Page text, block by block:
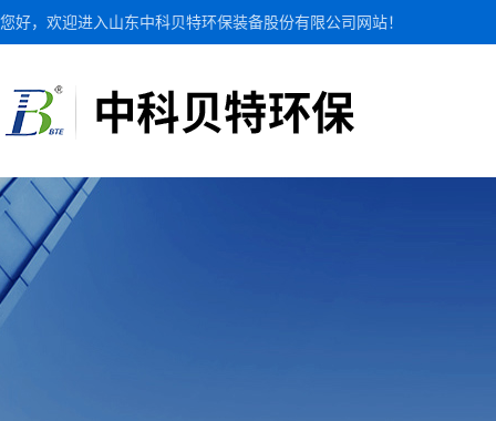
您好，欢迎进入山东中科贝特环保装备股份有限公司网站！